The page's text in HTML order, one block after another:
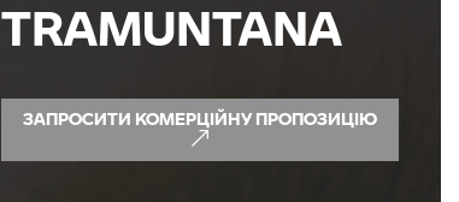
TRAMUNTANA
ЗАПРОСИТИ КОМЕРЦІЙНУ ПРОПОЗИЦІЮ